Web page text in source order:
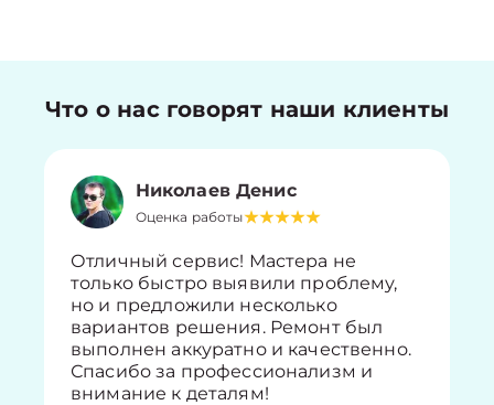
Что о нас говорят наши клиенты
Николаев Денис
Оценка работы
Отличный сервис! Мастера не
только быстро выявили проблему,
но и предложили несколько
вариантов решения. Ремонт был
выполнен аккуратно и качественно.
Спасибо за профессионализм и
внимание к деталям!